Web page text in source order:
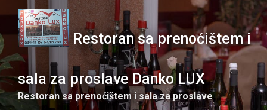
Restoran sa prenoćištem i
sala za proslave Danko LUX
Restoran sa prenoćištem i sala za proslave